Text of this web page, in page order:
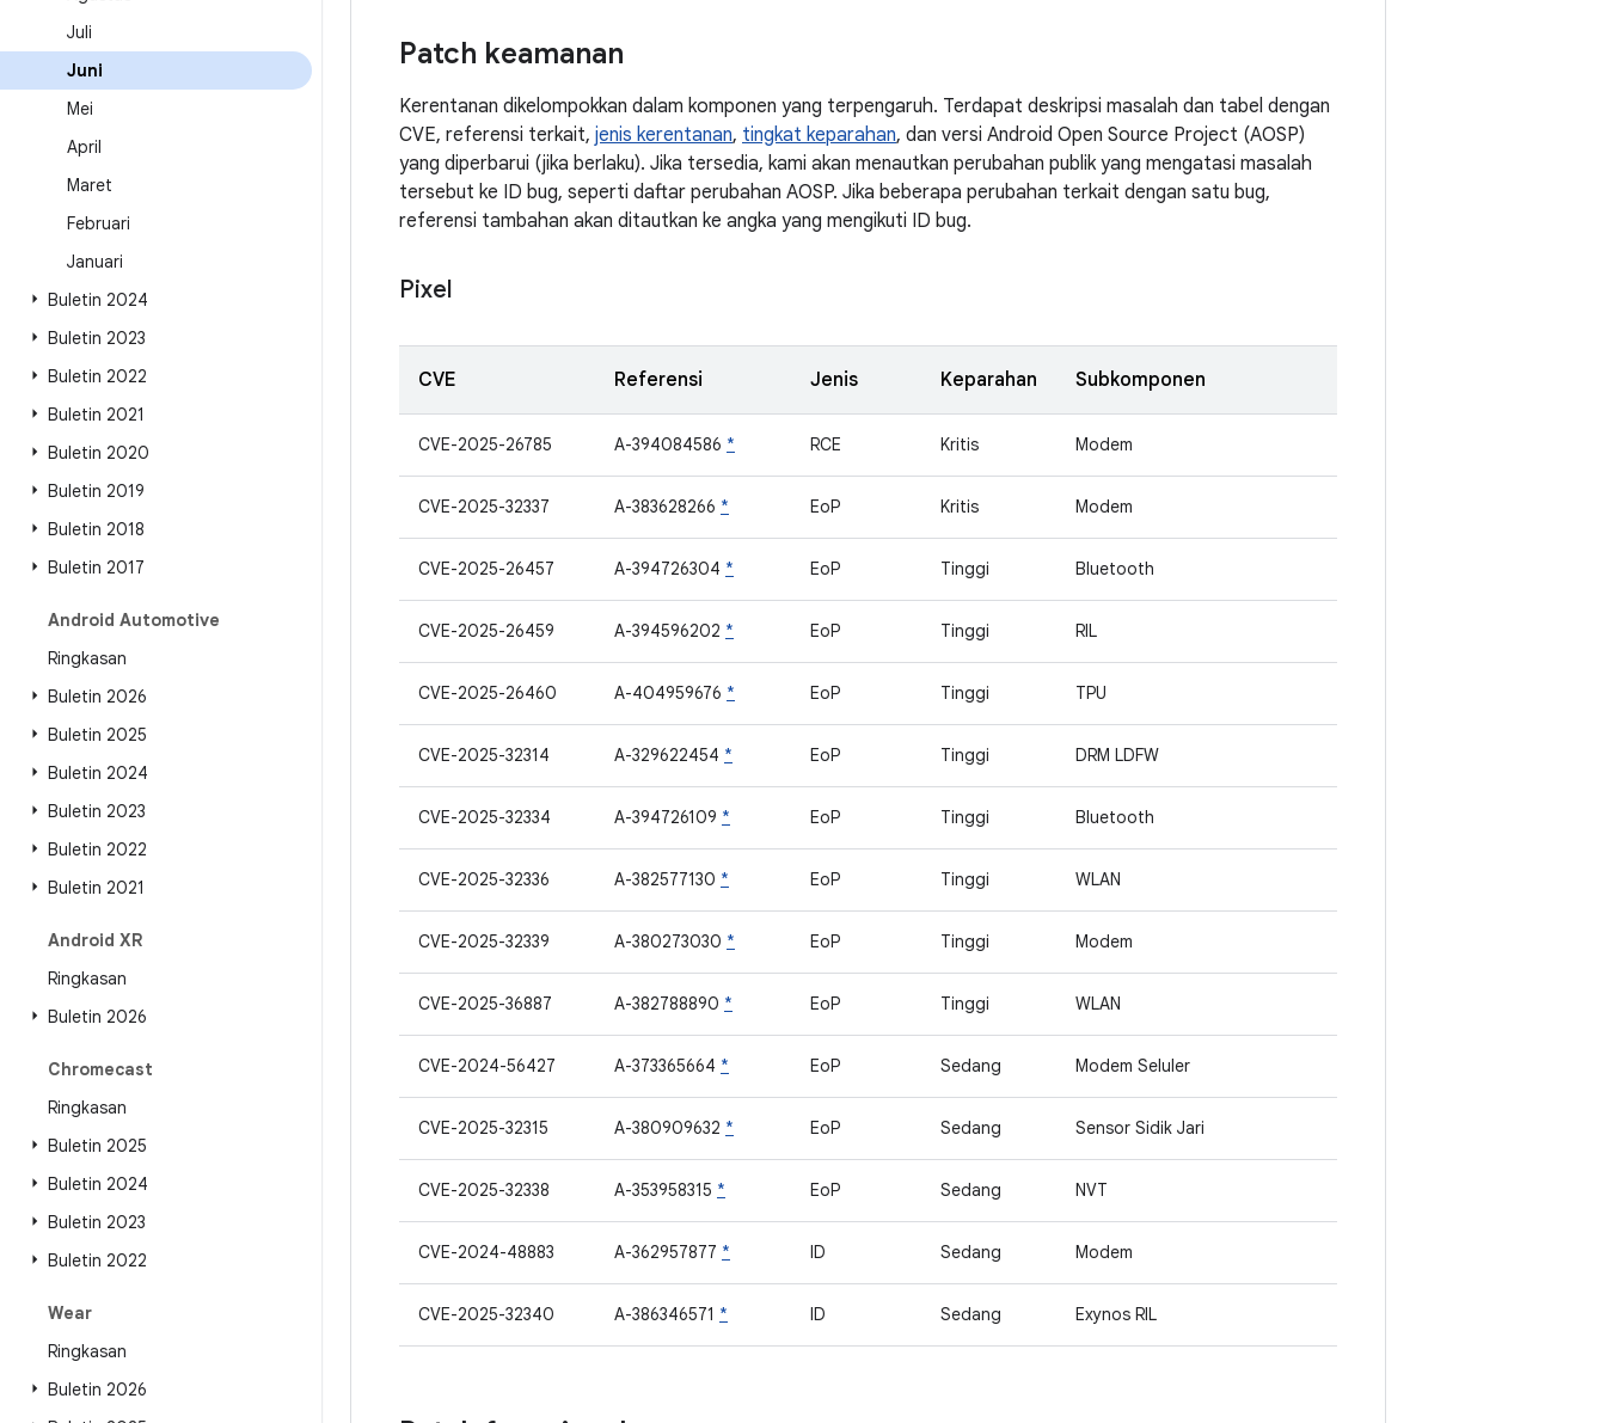
Juli
Juni
Mei
April
Maret
Februari
Januari
Buletin 2024
Buletin 2023
Buletin 2022
Buletin 2021
Buletin 2020
Buletin 2019
Buletin 2018
Buletin 2017
Android Automotive
Ringkasan
Buletin 2026
Buletin 2025
Buletin 2024
Buletin 2023
Buletin 2022
Buletin 2021
Android XR
Ringkasan
Buletin 2026
Chromecast
Ringkasan
Buletin 2025
Buletin 2024
Buletin 2023
Buletin 2022
Wear
Ringkasan
Buletin 2026
Patch keamanan
Kerentanan dikelompokkan dalam komponen yang terpengaruh. Terdapat deskripsi masalah dan tabel dengan
CVE, referensi terkait, jenis kerentanan, tingkat keparahan, dan versi Android Open Source Project (AOSP)
yang diperbarui (jika berlaku). Jika tersedia, kami akan menautkan perubahan publik yang mengatasi masalah
tersebut ke ID bug, seperti daftar perubahan AOSP. Jika beberapa perubahan terkait dengan satu bug,
referensi tambahan akan ditautkan ke angka yang mengikuti ID bug.
Pixel
CVE Referensi Jenis Keparahan Subkomponen
CVE-2025-26785 A-394084586 * RCE Kritis Modem
CVE-2025-32337 A-383628266 * EoP Kritis Modem
CVE-2025-26457 A-394726304 * EoP Tinggi Bluetooth
CVE-2025-26459 A-394596202 * EoP Tinggi RIL
CVE-2025-26460 A-404959676 * EoP Tinggi TPU
CVE-2025-32314 A-329622454 * EoP Tinggi DRM LDFW
CVE-2025-32334 A-394726109 * EoP Tinggi Bluetooth
CVE-2025-32336 A-382577130 * EoP Tinggi WLAN
CVE-2025-32339 A-380273030 * EoP Tinggi Modem
CVE-2025-36887 A-382788890 * EoP Tinggi WLAN
CVE-2024-56427 A-373365664 * EoP Sedang Modem Seluler
CVE-2025-32315 A-380909632 * EoP Sedang Sensor Sidik Jari
CVE-2025-32338 A-353958315 * EoP Sedang NVT
CVE-2024-48883 A-362957877 * ID Sedang Modem
CVE-2025-32340 A-386346571 * ID Sedang Exynos RIL